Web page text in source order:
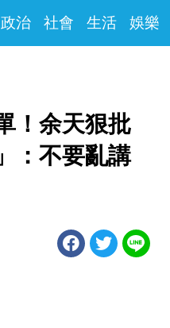
政治 社會 生活 娛樂
！余天狠批
：不要亂講